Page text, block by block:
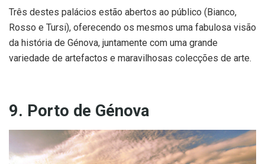
Três destes palácios estão abertos ao público (Bianco,
Rosso e Tursi), oferecendo os mesmos uma fabulosa visão
da história de Génova, juntamente com uma grande
variedade de artefactos e maravilhosas colecções de arte.
9. Porto de Génova